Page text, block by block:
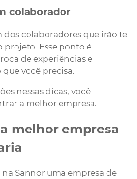
colaborador
dos colaboradores que irão te
projeto. Esse ponto é
de experiências e
você precisa.
nessas dicas, você
a melhor empresa.
melhor empresa
Sannor uma empresa de